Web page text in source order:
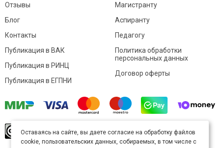
Отзывы
Блог
Контакты
Магистранту
Аспиранту
Педагогу
Публикация в ВАК
Публикация в РИНЦ
Публикация в ЕГПНИ
Политика обработки
персональных данных
Договор оферты
произведение доступно полицензии Creative
Commons «Attribution» («Атрибуция») 4.0
Оставаясь на сайте, вы даете согласие на обработку файлов
cookie, пользовательских данных, собираемых, в том числе с